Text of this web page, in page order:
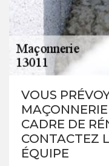
VOUS
CADRE DE
CONTACTEZ
ÉQUIPE